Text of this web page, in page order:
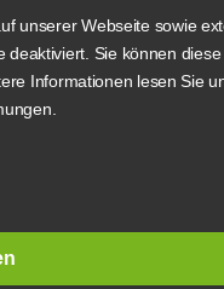
2017
unserer Webseite sowie
deaktiviert. Sie können
Informationen lesen Sie